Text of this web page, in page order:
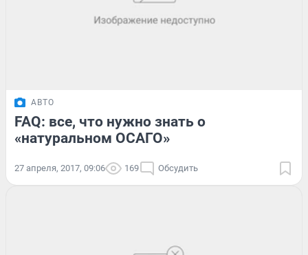
АВТО
FAQ: все, что нужно знать о
«натуральном ОСАГО»
27 апреля, 2017, 09:06 169 Обсудить